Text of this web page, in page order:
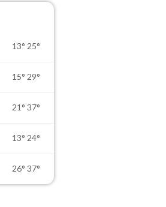
13° 25°
15° 29°
21° 37°
13° 24°
26° 37°